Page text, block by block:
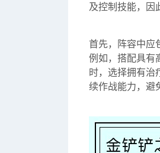
及控制技能，因
首先，阵容中应
例如，搭配具有
时，选择拥有治
续作战能力，避